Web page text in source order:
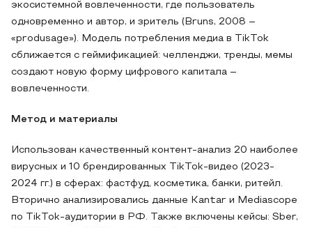
экосистемной вовлеченности, где пользователь
одновременно и автор, и зритель (Bruns, 2008 –
«produsage»). Модель потребления медиа в TikTok
сближается с геймификацией: челленджи, тренды, мемы
создают новую форму цифрового капитала –
вовлеченности.
Метод и материалы
Использован качественный контент-анализ 20 наиболее
вирусных и 10 брендированных TikTok-видео (2023-
2024 гг.) в сферах: фастфуд, косметика, банки, ритейл.
Вторично анализировались данные Kantar и Mediascope
по TikTok-аудитории в РФ. Также включены кейсы: Sber,